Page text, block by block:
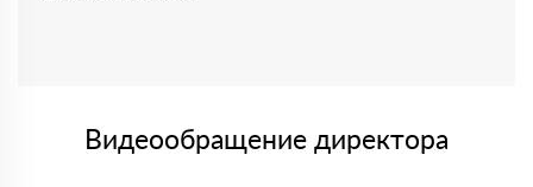
Видеообращение директора